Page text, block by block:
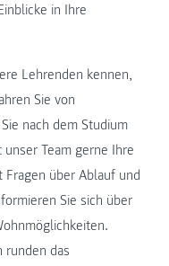
in Ihre
Lehrenden kennen,
Sie von
nach dem Studium
Team gerne Ihre
über Ablauf und
Sie sich über
runden das